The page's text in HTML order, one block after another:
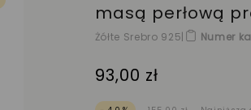
masą perłową
Żółte Srebro 925| Numer
93,00 zł